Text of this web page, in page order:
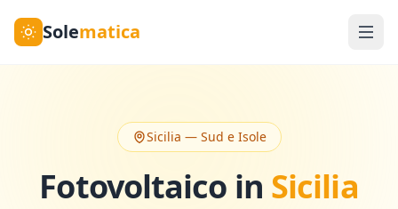
Solematica
Sicilia — Sud e Isole
Fotovoltaico in Sicilia